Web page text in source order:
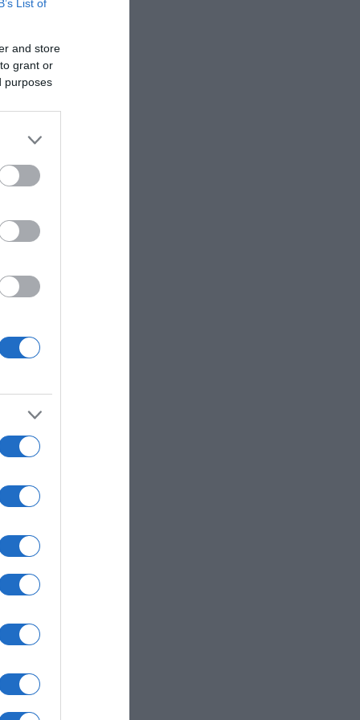
List of
and store
grant or
purposes
και
τα